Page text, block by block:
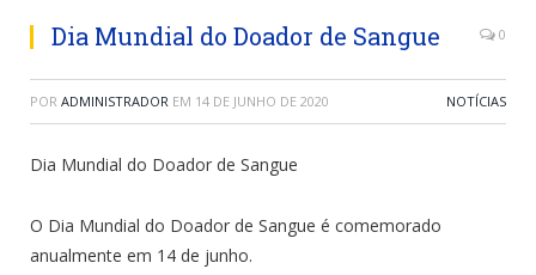
Dia Mundial do Doador de Sangue 0
POR ADMINISTRADOR EM 14 DE JUNHO DE 2020 NOTÍCIAS
Dia Mundial do Doador de Sangue
O Dia Mundial do Doador de Sangue é comemorado
anualmente em 14 de junho.